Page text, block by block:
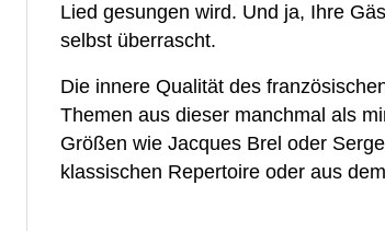
Lied gesungen wird. Und ja, Ihre
selbst überrascht.
Die innere Qualität des
Themen aus dieser manchmal als
Größen wie Jacques Brel oder
klassischen Repertoire oder aus